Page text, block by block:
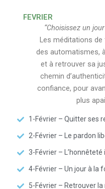
FEVRIER
“Choisissez un
Les méditations
des automatismes,
et à retrouver sa
chemin
confiance, pour
plus
1-Février – Quitter ses
2-Février – Le pardon
3-Février – L’honnêteté
4-Février – Un jour à la
5-Février – Retrouver la